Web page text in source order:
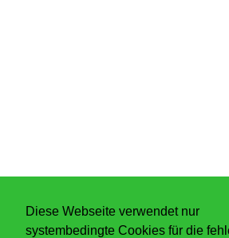
Diese Webseite verwendet nur
systembedingte Cookies für die